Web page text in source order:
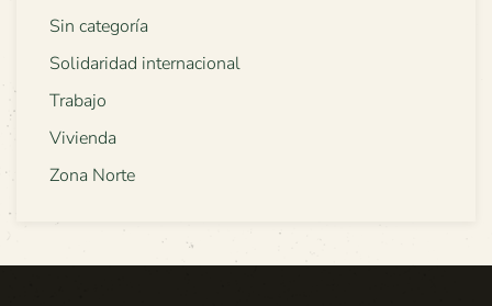
Sin categoría
Solidaridad internacional
Trabajo
Vivienda
Zona Norte